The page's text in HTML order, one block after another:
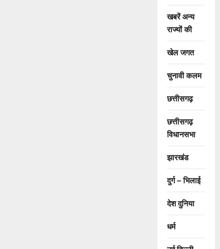
खबरें अन्य
राज्यों की
खेल जगत
चुनावी कलम
छत्तीसगढ़
छत्तीसगढ़
विधानसभा
झारखंड
दुर्ग – भिलाई
देश दुनिया
धर्म